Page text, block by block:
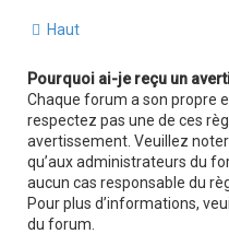
Haut
Pourquoi ai-je reçu un
Chaque forum a son propre
respectez pas une de ces
avertissement. Veuillez
qu’aux administrateurs du
aucun cas responsable du
Pour plus d’informations,
du forum.